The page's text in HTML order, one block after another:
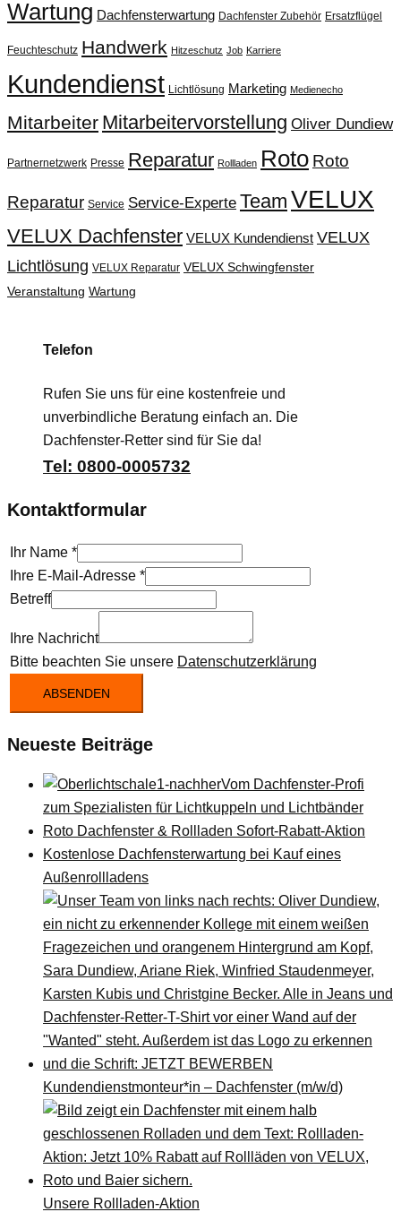
Wartung Dachfensterwartung Dachfenster Zubehör Ersatzflügel
Feuchteschutz Handwerk Hitzeschutz Job Karriere
Kundendienst Lichtlösung Marketing Medienecho
Mitarbeiter Mitarbeitervorstellung Oliver Dundiew
Partnernetzwerk Presse Reparatur Rollladen Roto Roto
Reparatur Service Service-Experte Team VELUX
VELUX Dachfenster VELUX Kundendienst VELUX
Lichtlösung VELUX Reparatur VELUX Schwingfenster
Veranstaltung Wartung
Telefon
Rufen Sie uns für eine kostenfreie und
unverbindliche Beratung einfach an. Die
Dachfenster-Retter sind für Sie da!
Tel: 0800-0005732
Kontaktformular
Ihr Name *
Ihre E-Mail-Adresse *
Betreff
Ihre Nachricht
Bitte beachten Sie unsere Datenschutzerklärung
ABSENDEN
Neueste Beiträge
Vom Dachfenster-Profi
zum Spezialisten für Lichtkuppeln und Lichtbänder
Roto Dachfenster & Rollladen Sofort-Rabatt-Aktion
Kostenlose Dachfensterwartung bei Kauf eines
Außenrollladens
Kundendienstmonteur*in – Dachfenster (m/w/d)
Unsere Rollladen-Aktion